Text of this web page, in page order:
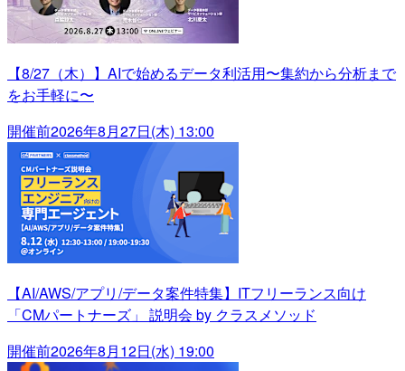
【8/27（木）】AIで始めるデータ利活用〜集約から分析まで
をお手軽に〜
開催前2026年8月27日(木) 13:00
【AI/AWS/アプリ/データ案件特集】ITフリーランス向け
「CMパートナーズ」 説明会 by クラスメソッド
開催前2026年8月12日(水) 19:00